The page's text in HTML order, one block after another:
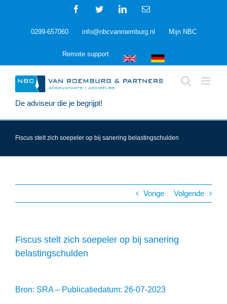
FacebookTwitterLinkedInE-
0299-657060 info@nbcvanroemburg.nl Mijn NBC
Remote support
De adviseur die je begrijpt!
Fiscus stelt zich soepeler op bij sanering belastingschulden
Vorige Volgende
Fiscus stelt zich soepeler op bij sanering
belastingschulden
Bron: SRA – Publicatiedatum: 26-07-2023